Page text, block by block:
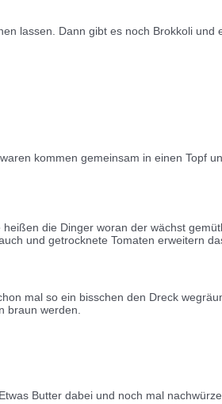
lassen. Dann gibt es noch Brokkoli und
kommen gemeinsam in einen Topf
die Dinger woran der wächst
und getrocknete Tomaten erweitern
mal so ein bisschen den Dreck
braun werden.
Butter dabei und noch mal